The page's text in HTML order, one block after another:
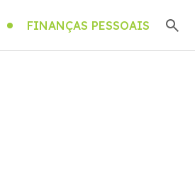
FINANÇAS PESSOAIS